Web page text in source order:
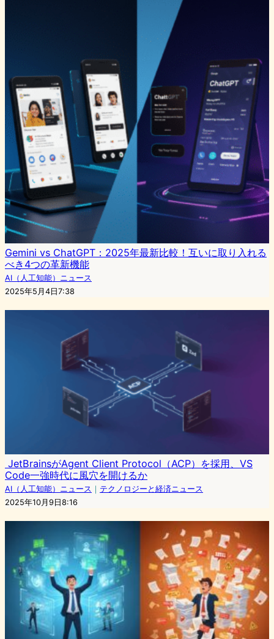
Gemini vs ChatGPT：2025年最新比較！互いに取り入れる
べき4つの革新機能
AI（人工知能）ニュース
2025年5月4日7:38
JetBrainsがAgent Client Protocol（ACP）を採用、VS
Code一強時代に風穴を開けるか
AI（人工知能）ニュース ｜ テクノロジーと経済ニュース
2025年10月9日8:16